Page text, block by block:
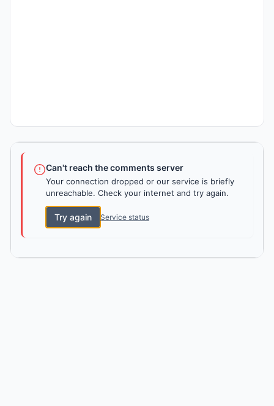
Can't reach the comments server
Your connection dropped or our service is briefly
unreachable. Check your internet and try again.
Try again Service status